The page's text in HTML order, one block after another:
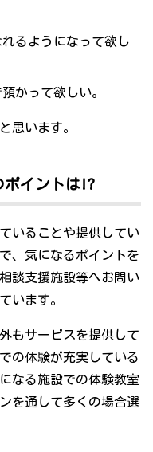
るようになって欲し
かって欲しい。
思います。
ポイントは!?
いることや提供してい
、気になるポイントを
談支援施設等へお問い
います。
もサービスを提供して
の体験が充実している
なる施設での体験教室
を通して多くの場合選